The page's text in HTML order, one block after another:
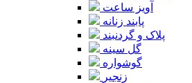
آویز ساعت
پابند زنانه
پلاک و گردنبند
گل سینه
گوشواره
زنجیر